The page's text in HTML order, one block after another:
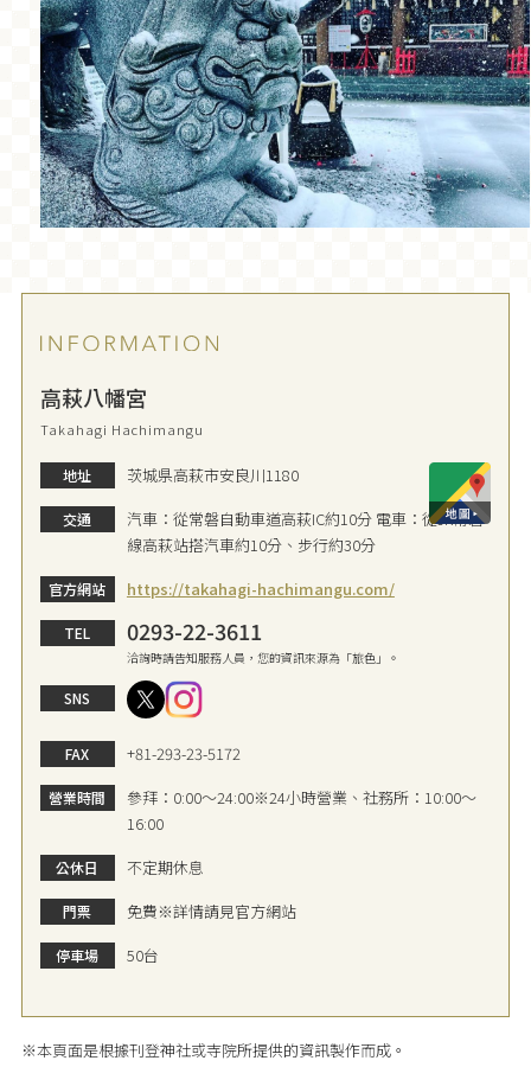
高萩八幡宮
Takahagi Hachimangu
地址 茨城県高萩市安良川1180
交通
汽車：從常磐自動車道高萩IC約10分 電車：從JR常磐
線高萩站搭汽車約10分、步行約30分
官方網站 https://takahagi-hachimangu.com/
TEL 0293-22-3611
洽詢時請告知服務人員，您的資訊來源為「旅色」。
SNS
FAX +81-293-23-5172
營業時間
參拜：0:00～24:00※24小時營業、社務所：10:00～
16:00
公休日 不定期休息
門票 免費※詳情請見官方網站
停車場 50台
※本頁面是根據刊登神社或寺院所提供的資訊製作而成。